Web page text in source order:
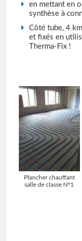
en mettant en
synthèse à
Côté tube, 4
et fixés en
Therma-Fix !
Plancher chauffant
salle de classe N°1